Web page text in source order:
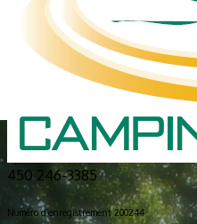
450 246-3385
Numéro d’enregistrement 200244